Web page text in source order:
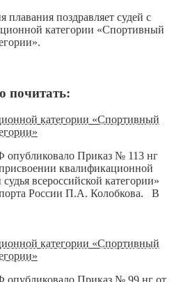
плавания поздравляет судей с
категории «Спортивный
почитать:
категории «Спортивный
опубликовало Приказ № 113 нг
квалификационной
всероссийской категории»
России П.А. Колобкова. В
категории «Спортивный